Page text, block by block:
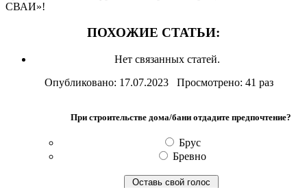
СВАИ»!
ПОХОЖИЕ СТАТЬИ:
Нет связанных статей.
Опубликовано: 17.07.2023 Просмотрено: 41 раз
При строительстве дома/бани отдадите предпочтение?
Брус
Бревно